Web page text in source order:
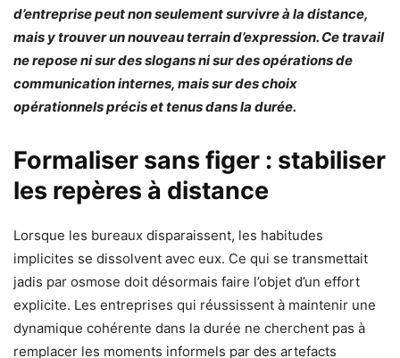
d’entreprise peut non seulement survivre à la distance,
mais y trouver un nouveau terrain d’expression. Ce travail
ne repose ni sur des slogans ni sur des opérations de
communication internes, mais sur des choix
opérationnels précis et tenus dans la durée.
Formaliser sans figer : stabiliser
les repères à distance
Lorsque les bureaux disparaissent, les habitudes
implicites se dissolvent avec eux. Ce qui se transmettait
jadis par osmose doit désormais faire l’objet d’un effort
explicite. Les entreprises qui réussissent à maintenir une
dynamique cohérente dans la durée ne cherchent pas à
remplacer les moments informels par des artefacts